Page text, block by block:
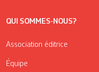
QUI SOMMES-NOUS?
Association éditrice
Équipe